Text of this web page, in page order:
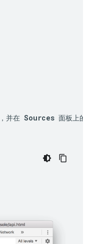
并在 Sources 面板上的